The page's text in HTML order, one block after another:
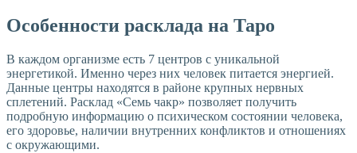
Особенности расклада на Таро
В каждом организме есть 7 центров с уникальной
энергетикой. Именно через них человек питается энергией.
Данные центры находятся в районе крупных нервных
сплетений. Расклад «Семь чакр» позволяет получить
подробную информацию о психическом состоянии человека,
его здоровье, наличии внутренних конфликтов и отношениях
с окружающими.